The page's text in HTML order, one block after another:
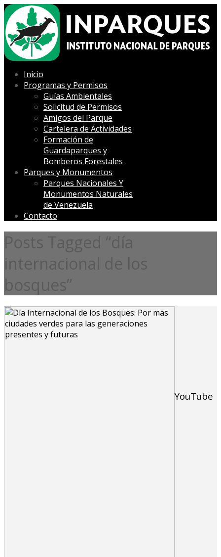
Inicio
Programas y Permisos
Guías Ambientales
Solicitud de Permisos
Amigos del Parque
Cartelera de Actividades
Formación de
Guardaparques y
Bomberos Forestales
Parques y Monumentos
Parques Nacionales Y
Monumentos Naturales
de Venezuela
Contacto
Posts Tagged “día
internacional de los
bosques”
YouTube